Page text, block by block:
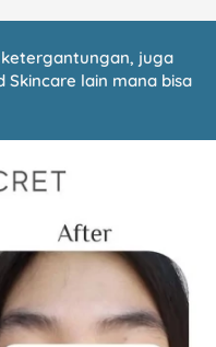
juga
Skincare lain mana bisa